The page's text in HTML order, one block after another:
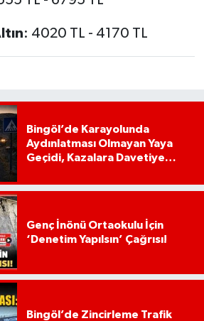
: 4020 TL - 4170 TL
Bingöl’de Karayolunda
Aydınlatması Olmayan Yaya
Geçidi, Kazalara Davetiye
Genç İnönü Ortaokulu İçin
‘Denetim Yapılsın’ Çağrısı!
Bingöl’de Zincirleme Trafik